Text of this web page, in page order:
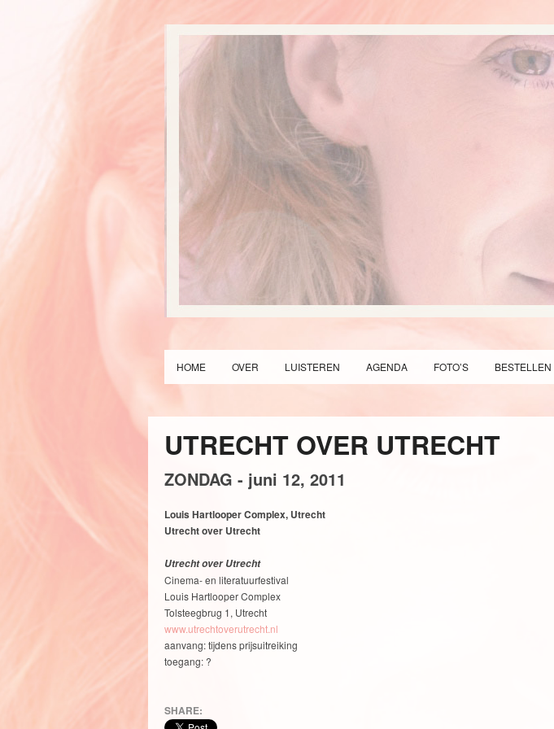
HOME OVER LUISTEREN AGENDA FOTO’S BESTELLEN
UTRECHT OVER UTRECHT
ZONDAG - juni 12, 2011
Louis Hartlooper Complex, Utrecht
Utrecht over Utrecht
Utrecht over Utrecht
Cinema- en literatuurfestival
Louis Hartlooper Complex
Tolsteegbrug 1, Utrecht
www.utrechtoverutrecht.nl
aanvang: tijdens prijsuitreiking
toegang: ?
SHARE: